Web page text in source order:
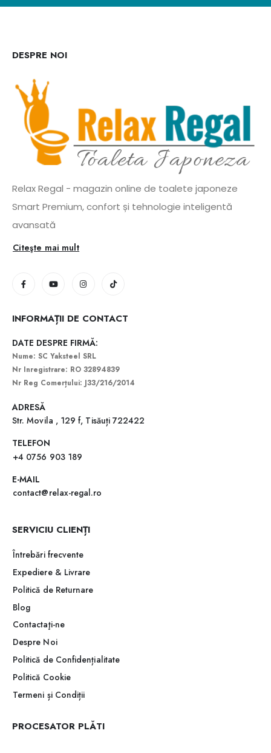
DESPRE NOI
Relax Regal - magazin online de toalete japoneze
Smart Premium, confort și tehnologie inteligentă
avansată
Citeşte mai mult
INFORMAȚII DE CONTACT
DATE DESPRE FIRMĂ:
Nume: SC Yaksteel SRL
Nr Inregistrare: RO 32894839
Nr Reg Comerțului: J33/216/2014
ADRESĂ
Str. Movila , 129 f, Tisăuți 722422
TELEFON
+4 0756 903 189
E-MAIL
contact@relax-regal.ro
SERVICIU CLIENȚI
Întrebări frecvente
Expediere & Livrare
Politică de Returnare
Blog
Contactaţi-ne
Despre Noi
Politică de Confidențialitate
Politică Cookie
Termeni și Condiții
PROCESATOR PLĂTI